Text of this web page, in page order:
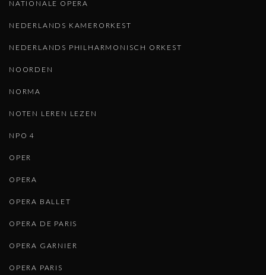
NATIONALE OPERA
NEDERLANDS KAMERORKEST
NEDERLANDS PHILHARMONISCH ORKEST
NOORDEN
NORMA
NOTEN LEREN LEZEN
NPO 4
OPER
OPERA
OPERA BALLET
OPERA DE PARIS
OPERA GARNIER
OPERA PARIS